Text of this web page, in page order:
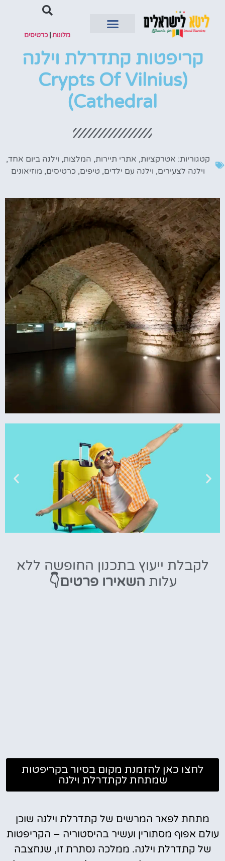
מלונות|כרטיסים
קריפטות קתדרלת וילנה
(Crypts Of Vilnius
Cathedral)
קטגוריות: אטרקציות, אתרי תיירות, המלצות, וילנה ביום אחד,
וילנה לצעירים, וילנה עם ילדים, טיפים, כרטיסים, מוזיאונים
מציאת
טיסה זולה?
לקבלת ייעוץ בתכנון החופשה ללא
עלות השאירו פרטים👇
לחצו כאן להזמנת מקום בסיור בקריפטות
שמתחת לקתדרלת וילנה
מתחת לפאר המרשים של קתדרלת וילנה שוכן
עולם אפוף מסתורין ועשיר בהיסטוריה – הקריפטות
של קתדרלת וילנה. ממלכה נסתרת זו, שנחצבה